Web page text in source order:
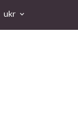
ukr